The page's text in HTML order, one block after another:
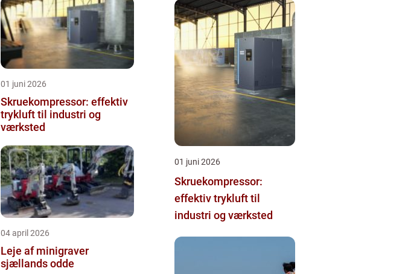
01 juni 2026
Skruekompressor: effektiv
trykluft til industri og
værksted
04 april 2026
Leje af minigraver
sjællands odde
01 juni 2026
Skruekompressor:
effektiv trykluft til
industri og værksted